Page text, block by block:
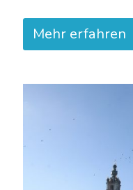
Mehr erfahren